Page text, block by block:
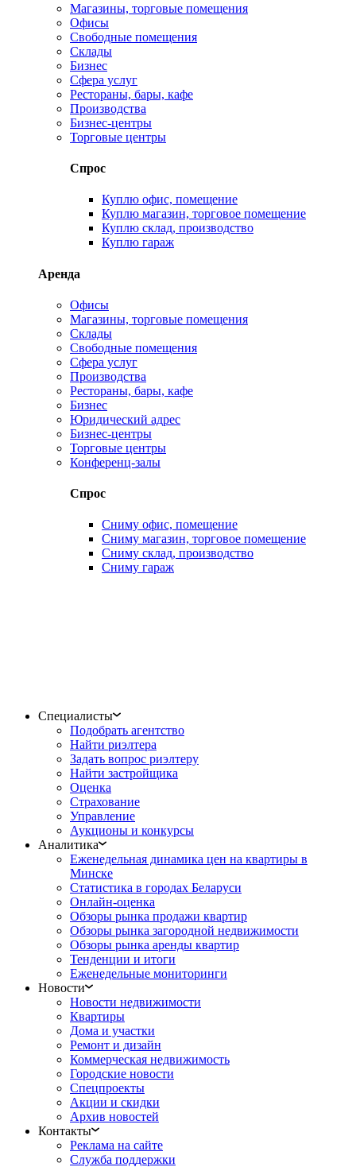
Магазины, торговые помещения
Офисы
Свободные помещения
Склады
Бизнес
Сфера услуг
Рестораны, бары, кафе
Производства
Бизнес-центры
Торговые центры
Спрос
Куплю офис, помещение
Куплю магазин, торговое помещение
Куплю склад, производство
Куплю гараж
Аренда
Офисы
Магазины, торговые помещения
Склады
Свободные помещения
Сфера услуг
Производства
Рестораны, бары, кафе
Бизнес
Юридический адрес
Бизнес-центры
Торговые центры
Конференц-залы
Спрос
Сниму офис, помещение
Сниму магазин, торговое помещение
Сниму склад, производство
Сниму гараж
Специалисты
Подобрать агентство
Найти риэлтера
Задать вопрос риэлтеру
Найти застройщика
Оценка
Страхование
Управление
Аукционы и конкурсы
Аналитика
Еженедельная динамика цен на квартиры в
Минске
Статистика в городах Беларуси
Онлайн-оценка
Обзоры рынка продажи квартир
Обзоры рынка загородной недвижимости
Обзоры рынка аренды квартир
Тенденции и итоги
Еженедельные мониторинги
Новости
Новости недвижимости
Квартиры
Дома и участки
Ремонт и дизайн
Коммерческая недвижимость
Городские новости
Спецпроекты
Акции и скидки
Архив новостей
Контакты
Реклама на сайте
Служба поддержки